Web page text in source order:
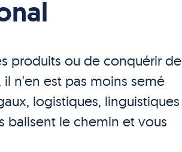
produits ou de conquérir de
n'en est pas moins semé
logistiques,
balisent le chemin et vous